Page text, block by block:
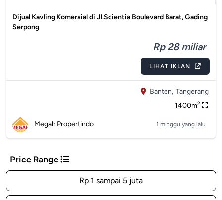
Dijual Kavling Komersial di Jl.Scientia Boulevard Barat, Gading
Serpong
Rp 28 miliar
LIHAT IKLAN
Banten, Tangerang
1400m2
Megah Propertindo 1 minggu yang lalu
Price Range
Rp 1 sampai 5 juta